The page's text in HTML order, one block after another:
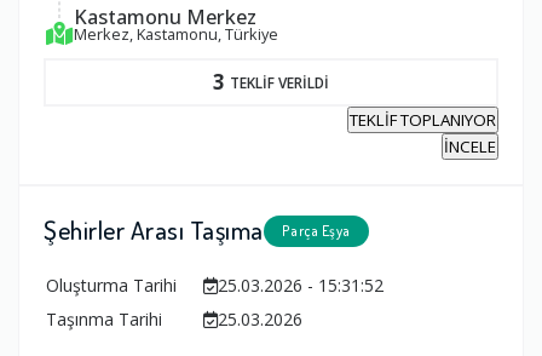
Kastamonu Merkez
Merkez, Kastamonu, Türkiye
3 TEKLİF VERİLDİ
TEKLİF TOPLANIYOR
İNCELE
Şehirler Arası Taşıma Parça Eşya
Oluşturma Tarihi
25.03.2026 - 15:31:52
Taşınma Tarihi
25.03.2026